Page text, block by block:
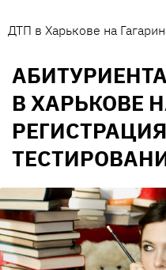
ДТП в Харькове на
В ХАРЬКОВЕ